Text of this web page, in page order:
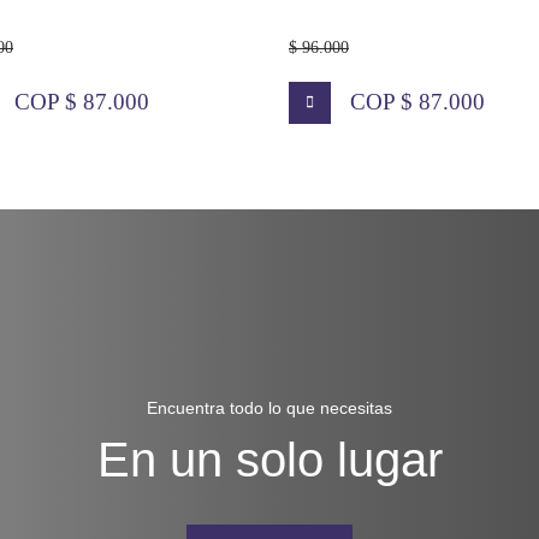
COP $ 87.000
$ 96.000
COP $ 87.000
Encuentra todo lo que necesitas
En un solo lugar